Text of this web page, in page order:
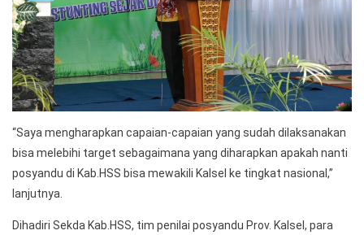
“Saya mengharapkan capaian-capaian yang sudah dilaksanakan
bisa melebihi target sebagaimana yang diharapkan apakah nanti
posyandu di Kab.HSS bisa mewakili Kalsel ke tingkat nasional,”
lanjutnya.
Dihadiri Sekda Kab.HSS, tim penilai posyandu Prov. Kalsel, para